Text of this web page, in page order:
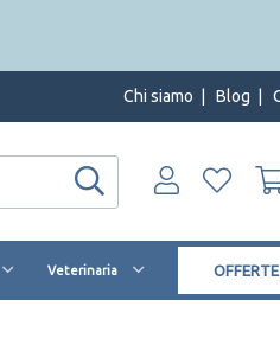
Chi siamo Blog
Veterinaria OFFERTE